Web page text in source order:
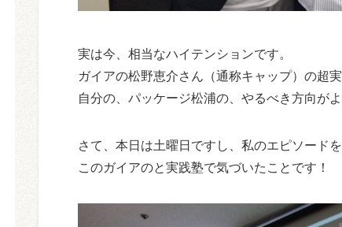
実は今、相当なハイテンションです。
ガイアの松野恵介さん（通称キャップ）の超実
自分の、パッケージ松浦の、やるべき方向が
さて、本日は土曜日ですし、私のエピソード
このガイアのと実践塾で気づいたことです！